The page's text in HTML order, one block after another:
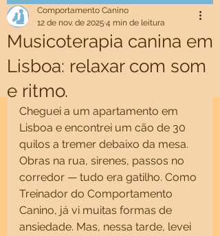
Musicoterapia canina em
Lisboa: relaxar com som
e ritmo.
Comportamento Canino
12 de nov. de 2025 4 min de leitura
Cheguei a um apartamento em
Lisboa e encontrei um cão de 30
quilos a tremer debaixo da mesa.
Obras na rua, sirenes, passos no
corredor — tudo era gatilho. Como
Treinador do Comportamento
Canino, já vi muitas formas de
ansiedade. Mas, nessa tarde, levei